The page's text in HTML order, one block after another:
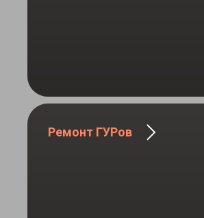
Ремонт ГУРов